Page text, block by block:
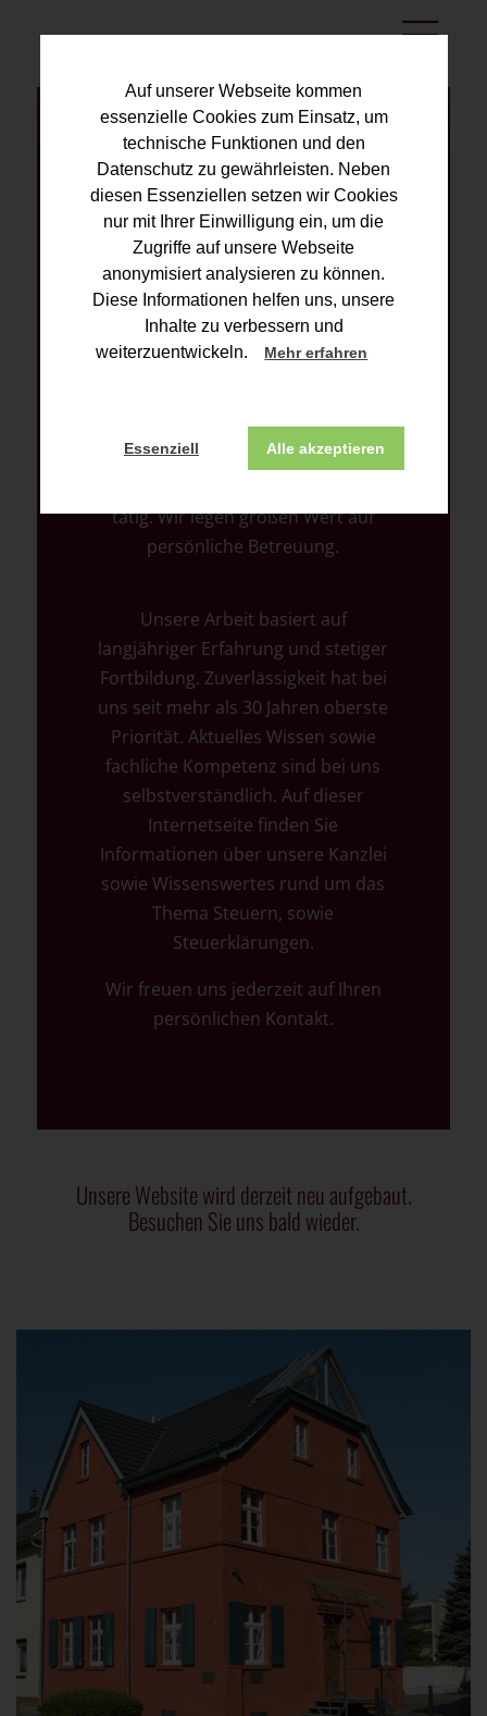
Auf unserer Webseite kommen
essenzielle Cookies zum Einsatz, um
technische Funktionen und den
Datenschutz zu gewährleisten. Neben
diesen Essenziellen setzen wir Cookies
nur mit Ihrer Einwilligung ein, um die
Zugriffe auf unsere Webseite
anonymisiert analysieren zu können.
Diese Informationen helfen uns, unsere
Inhalte zu verbessern und
weiterzuentwickeln.
Mehr erfahren
Essenziell Alle akzeptieren
STEUERBERATER PETER
FISCHER
WIR BEGRÜSSEN SIE IN UNSERER K
ANZLEI IN RHEINBACH.
Steuerberatungskanzlei Peter Fischer
mit Sitz in Rheinbach (NRW) für einen
tätig. Wir legen großen Wert auf
persönliche Betreuung.
Unsere Arbeit basiert auf
langjähriger Erfahrung und stetiger
Fortbildung. Zuverlässigkeit hat bei
uns seit mehr als 30 Jahren oberste
Priorität. Aktuelles Wissen sowie
fachliche Kompetenz sind bei uns
selbstverständlich. Auf dieser
Internetseite finden Sie
Informationen über unsere Kanzlei
sowie Wissenswertes rund um das
Thema Steuern, sowie
Steuerklärungen.
Wir freuen uns jederzeit auf Ihren
persönlichen Kontakt.
Unsere Website wird derzeit neu aufgebaut.
Besuchen Sie uns bald wieder.